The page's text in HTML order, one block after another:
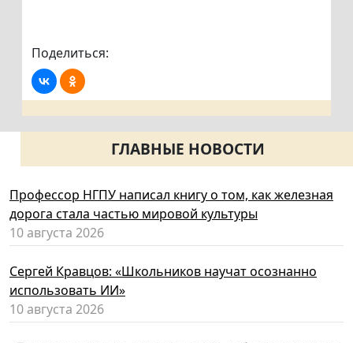
Поделиться:
ГЛАВНЫЕ НОВОСТИ
Профессор НГПУ написал книгу о том, как железная
дорога стала частью мировой культуры
10 августа 2026
Сергей Кравцов: «Школьников научат осознанно
использовать ИИ»
10 августа 2026